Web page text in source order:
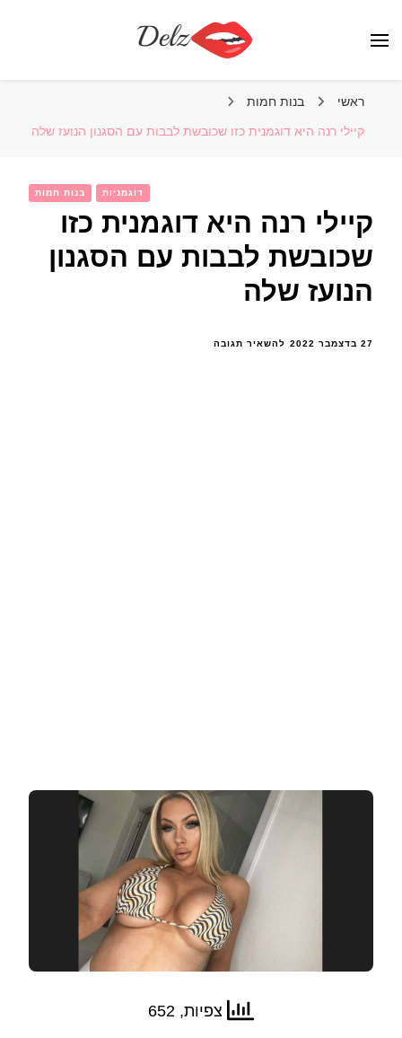
ראשי בנות חמות
קיילי רנה היא דוגמנית כזו שכובשת לבבות עם הסגנון הנועז שלה
בנות חמות דוגמניות
קיילי רנה היא דוגמנית כזו
שכובשת לבבות עם הסגנון
הנועז שלה
27 בדצמבר 2022 להשאיר תגובהבנושא
צפיות, 652